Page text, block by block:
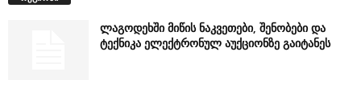
ლაგოდეხში მიწის ნაკვეთები, შენობები და
ტექნიკა ელექტრონულ აუქციონზე გაიტანეს